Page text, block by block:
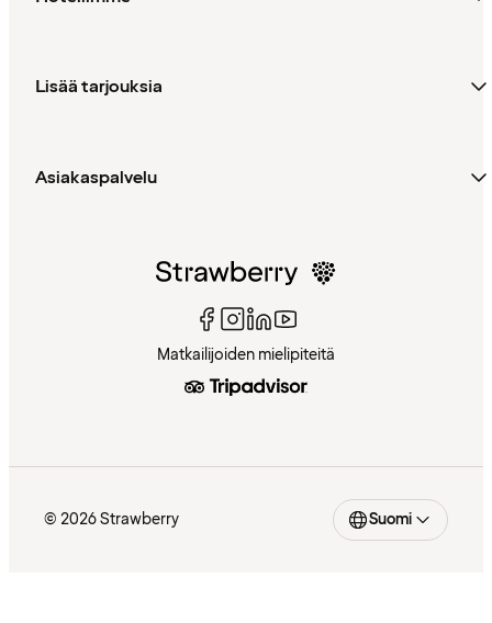
Lisää tarjouksia
Asiakaspalvelu
Matkailijoiden mielipiteitä
© 2026 Strawberry Suomi